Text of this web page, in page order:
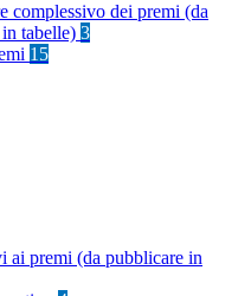
complessivo dei premi (da
tabelle) 3
15
ai premi (da pubblicare in